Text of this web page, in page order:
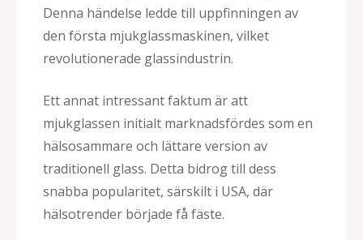
Denna händelse ledde till uppfinningen av
den första mjukglassmaskinen, vilket
revolutionerade glassindustrin.
Ett annat intressant faktum är att
mjukglassen initialt marknadsfördes som en
hälsosammare och lättare version av
traditionell glass. Detta bidrog till dess
snabba popularitet, särskilt i USA, där
hälsotrender började få fäste.